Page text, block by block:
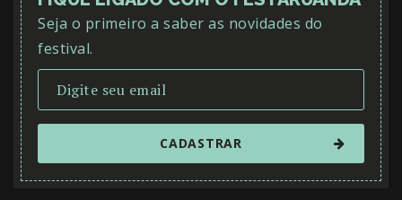
Seja o primeiro a saber as novidades do
festival.